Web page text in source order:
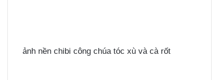
ảnh nền chibi công chúa tóc xù và cà rốt